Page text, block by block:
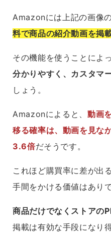
Amazonには上記の画像の
料で商品の紹介動画を掲
その機能を使うことによっ
分かりやすく、カスタマ
しょう。
Amazonによると、動画
移る確率は、動画を見な
3.6倍だそうです。
これほど購買率に差が出
手間をかける価値はあり
商品だけでなくストアの
掲載は有効な手段になり